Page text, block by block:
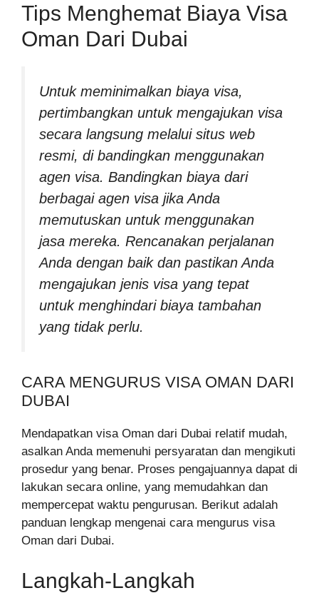
Tips Menghemat Biaya Visa
Oman Dari Dubai
Untuk meminimalkan biaya visa,
pertimbangkan untuk mengajukan visa
secara langsung melalui situs web
resmi, di bandingkan menggunakan
agen visa. Bandingkan biaya dari
berbagai agen visa jika Anda
memutuskan untuk menggunakan
jasa mereka. Rencanakan perjalanan
Anda dengan baik dan pastikan Anda
mengajukan jenis visa yang tepat
untuk menghindari biaya tambahan
yang tidak perlu.
CARA MENGURUS VISA OMAN DARI
DUBAI
Mendapatkan visa Oman dari Dubai relatif mudah,
asalkan Anda memenuhi persyaratan dan mengikuti
prosedur yang benar. Proses pengajuannya dapat di
lakukan secara online, yang memudahkan dan
mempercepat waktu pengurusan. Berikut adalah
panduan lengkap mengenai cara mengurus visa
Oman dari Dubai.
Langkah-Langkah